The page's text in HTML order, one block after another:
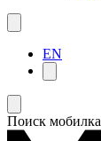
EN
Поиск